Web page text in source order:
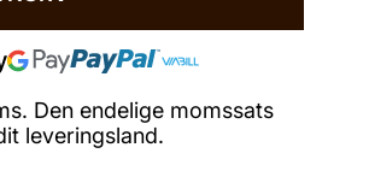
Den endelige momssats
leveringsland.